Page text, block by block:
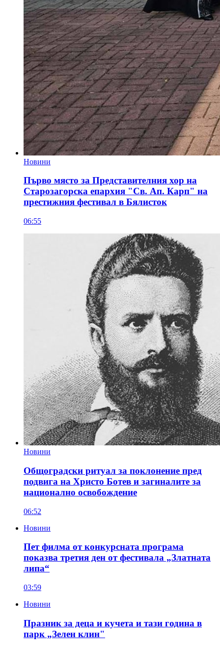
Новини
Първо място за Представителния хор на
Старозагорска епархия "Св. Ап. Карп" на
престижния фестивал в Бялисток
06:55
Новини
Общоградски ритуал за поклонение пред
подвига на Христо Ботев и загиналите за
национално освобождение
06:52
Новини
Пет филма от конкурсната програма
показва третия ден от фестивала „Златната
липа“
03:59
Новини
Празник за деца и кучета и тази година в
парк „Зелен клин"